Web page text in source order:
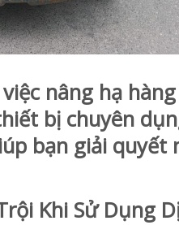
nâng hạ
bị chuyên
bạn giải quyết
Khi Sử Dụng